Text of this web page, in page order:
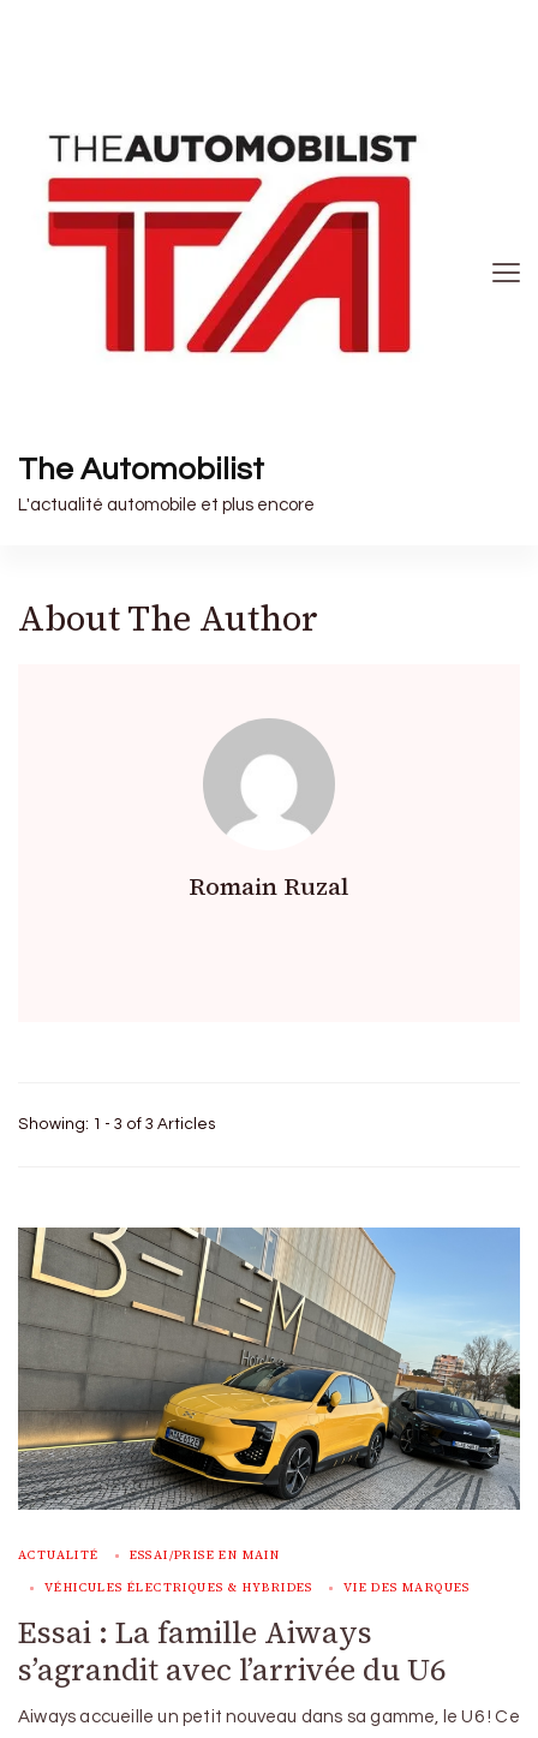
The Automobilist
L'actualité automobile et plus encore
About The Author
Romain Ruzal
Showing: 1 - 3 of 3 Articles
ACTUALITÉ ESSAI/PRISE EN MAIN
VÉHICULES ÉLECTRIQUES & HYBRIDES VIE DES MARQUES
Essai : La famille Aiways
s’agrandit avec l’arrivée du U6
Aiways accueille un petit nouveau dans sa gamme, le U6 ! Ce